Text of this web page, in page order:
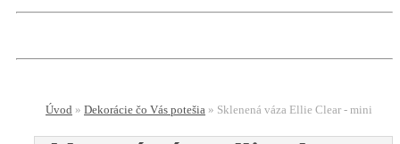
Úvod » Dekorácie čo Vás potešia » Sklenená váza Ellie Clear - mini